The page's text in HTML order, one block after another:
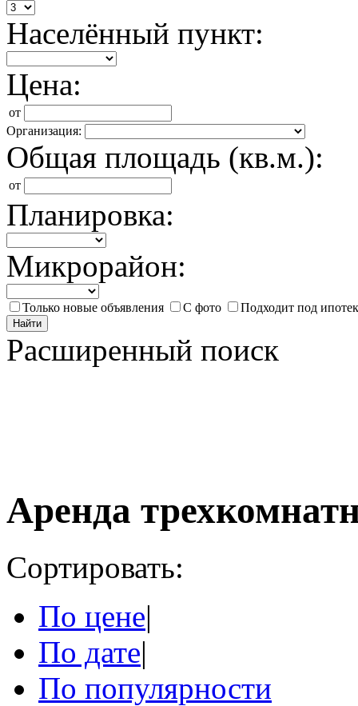
Населённый пункт:
Цена:
от
Организация:
Общая площадь (кв.м.):
от
Планировка:
Микрорайон:
Только новые объявления С фото Подходит под
Найти
Расширенный поиск
Аренда
Сортировать:
По цене|
По дате|
По популярности